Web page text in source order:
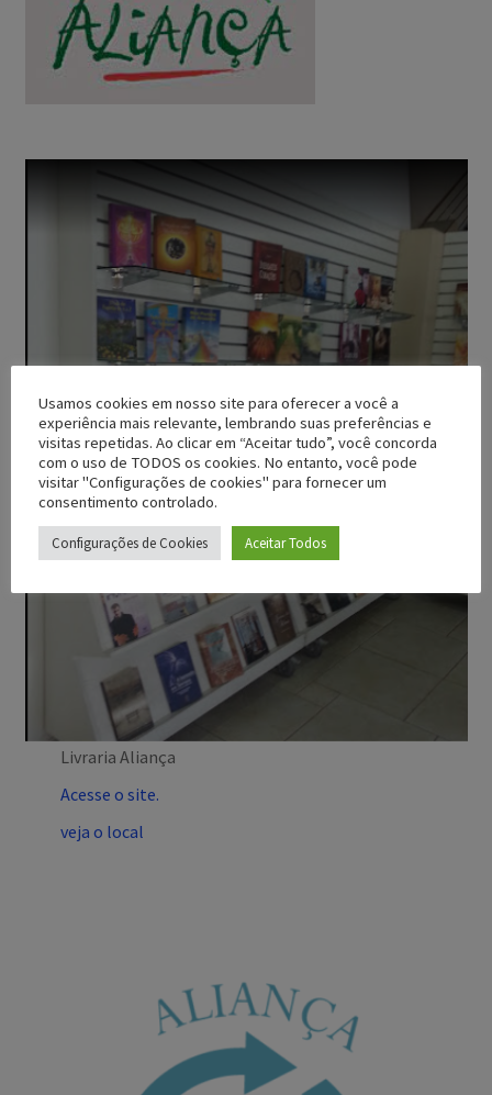
Livraria Aliança
Acesse o site.
veja o local
Usamos cookies em nosso site para oferecer a você a
experiência mais relevante, lembrando suas preferências e
visitas repetidas. Ao clicar em “Aceitar tudo”, você concorda
com o uso de TODOS os cookies. No entanto, você pode
visitar "Configurações de cookies" para fornecer um
consentimento controlado.
Configurações de Cookies Aceitar Todos